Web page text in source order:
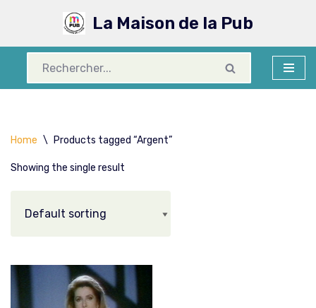
contenu
La Maison de la Pub
Home \ Products tagged “Argent”
Showing the single result